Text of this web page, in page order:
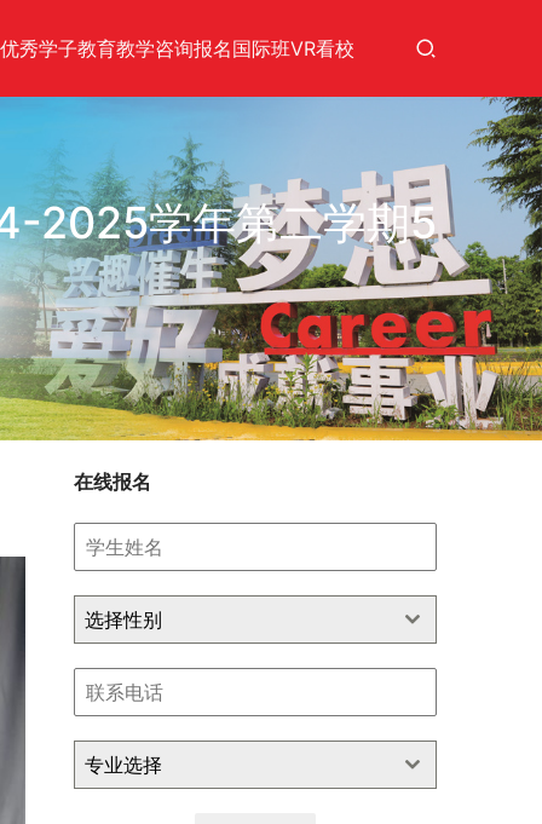
优秀学子教育教学咨询报名国际班VR看校
2025学年第二学期5
在线报名
选择性别
专业选择